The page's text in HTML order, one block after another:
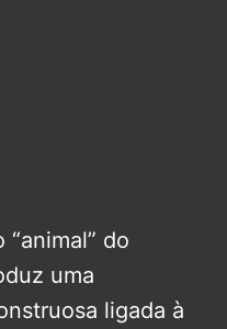
do
uma
ligada à